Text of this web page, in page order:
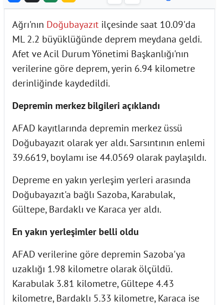
Ağrı'nın Doğubayazıt ilçesinde saat 10.09'da
ML 2.2 büyüklüğünde deprem meydana geldi.
Afet ve Acil Durum Yönetimi Başkanlığı'nın
verilerine göre deprem, yerin 6.94 kilometre
derinliğinde kaydedildi.
Depremin merkez bilgileri açıklandı
AFAD kayıtlarında depremin merkez üssü
Doğubayazıt olarak yer aldı. Sarsıntının enlemi
39.6619, boylamı ise 44.0569 olarak paylaşıldı.
Depreme en yakın yerleşim yerleri arasında
Doğubayazıt'a bağlı Sazoba, Karabulak,
Gültepe, Bardaklı ve Karaca yer aldı.
En yakın yerleşimler belli oldu
AFAD verilerine göre depremin Sazoba'ya
uzaklığı 1.98 kilometre olarak ölçüldü.
Karabulak 3.81 kilometre, Gültepe 4.43
kilometre, Bardaklı 5.33 kilometre, Karaca ise